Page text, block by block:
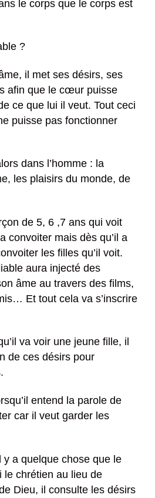
le corps que le corps est
?
il met ses désirs, ses
afin que le cœur puisse
ce que lui il veut. Tout ceci
puisse pas fonctionner
dans l’homme : la
les plaisirs du monde, de
de 5, 6 ,7 ans qui voit
convoiter mais dès qu’il a
les filles qu’il voit.
aura injecté des
âme au travers des films,
Et tout cela va s’inscrire
va voir une jeune fille, il
de ces désirs pour
entend la parole de
car il veut garder les
y a quelque chose que le
le chrétien au lieu de
Dieu, il consulte les désirs